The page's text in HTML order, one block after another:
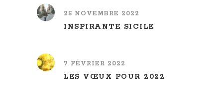
25 NOVEMBRE 2022
INSPIRANTE SICILE
7 FÉVRIER 2022
LES VŒUX POUR 2022